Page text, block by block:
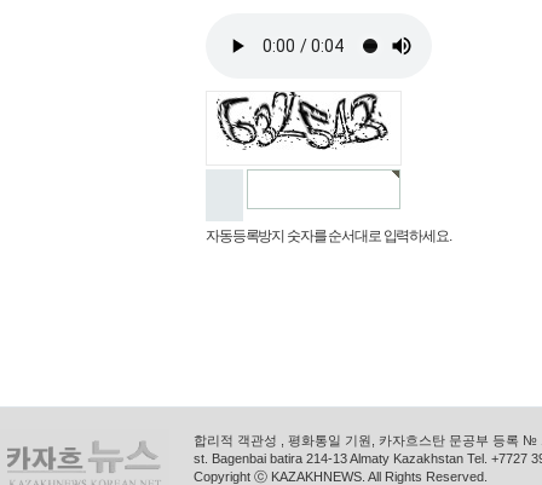
자동등록방지 숫자를 순서대로 입력하세요.
합리적 객관성 , 평화통일 기원, 카자흐스탄 문공부 등록
st. Bagenbai batira 214-13 Almaty Kazakhstan Tel. +7727
Copyright ⓒ KAZAKHNEWS. All Rights Reserved.